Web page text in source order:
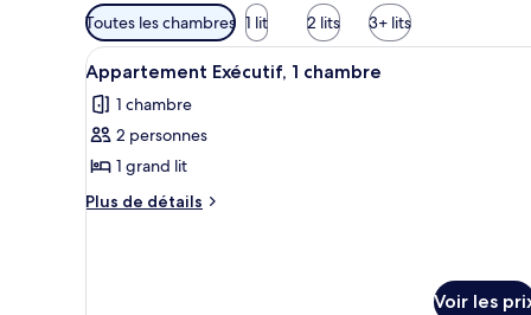
Filtres
disponibles
pour
les
chambres
Toutes les chambres 1 lit 2 lits 3+ lits
Afficher
toutes
les
photos
pour
ce
Une chambre moderne avec
8
Appartement Exécutif, 1 chambre
1 chambre
2 personnes
1 grand lit
Plus de détails
Plus
Voir les